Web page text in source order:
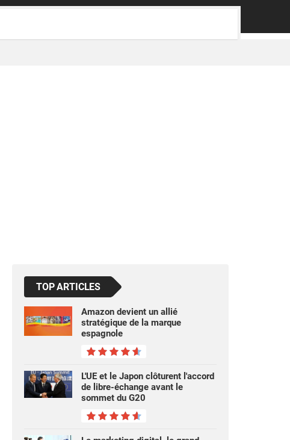
TOP ARTICLES
Amazon devient un allié
stratégique de la marque
espagnole
L'UE et le Japon clôturent l'accord
de libre-échange avant le
sommet du G20